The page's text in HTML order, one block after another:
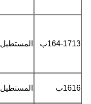
164-1713ب المستطيل
1616ب المستطيل